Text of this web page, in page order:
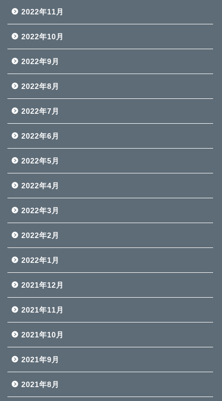
2022年11月
2022年10月
2022年9月
2022年8月
2022年7月
2022年6月
2022年5月
2022年4月
2022年3月
2022年2月
2022年1月
2021年12月
2021年11月
2021年10月
2021年9月
2021年8月